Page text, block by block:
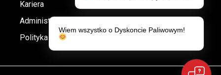
Kariera
Administrator danych
Polityka prywatności i plików cookies
Wiem wszystko o Dyskoncie Paliwowym!